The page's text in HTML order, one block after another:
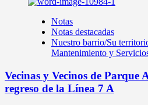
Notas
Notas destacadas
Nuestro barrio/Su
Mantenimiento y
Vecinas y Vecinos de Parque
regreso de la Línea 7 A